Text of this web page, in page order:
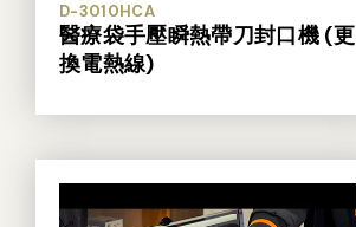
D-3010HCA
醫療袋手壓瞬熱帶刀封口機 (更
換電熱線)